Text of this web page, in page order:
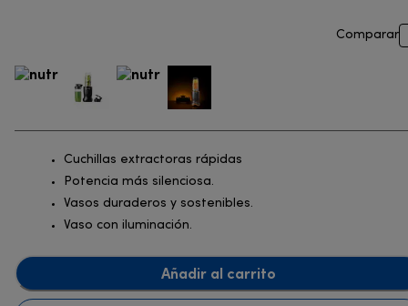
Comparar
Cuchillas extractoras rápidas
Potencia más silenciosa.
Vasos duraderos y sostenibles.
Vaso con iluminación.
Añadir al carrito